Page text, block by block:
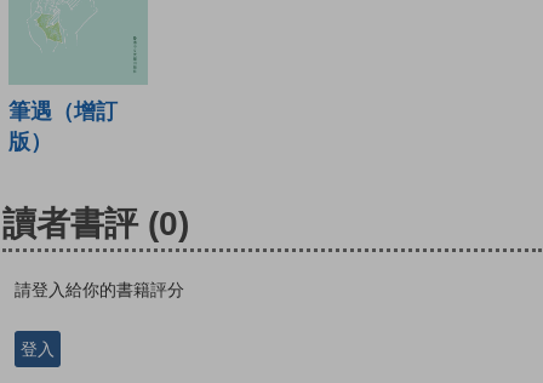
筆遇（增訂
版）
讀者書評 (0)
請登入給你的書籍評分
登入